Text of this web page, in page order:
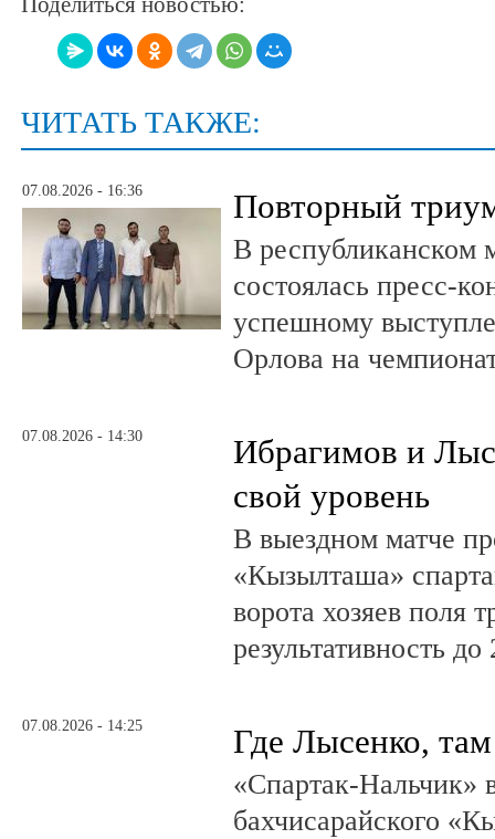
ЧИТАТЬ ТАКЖЕ:
07.08.2026 - 16:36 Повторный
В республиканском
состоялась пресс-
успешному
Орлова на
07.08.2026 - 14:30
Ибрагимов и
свой уровень
В выездном матче
«Кызылташа»
ворота хозяев поля
результативность
07.08.2026 - 14:25 Где Лысенко,
«Спартак-Нальчик»
бахчисарайского